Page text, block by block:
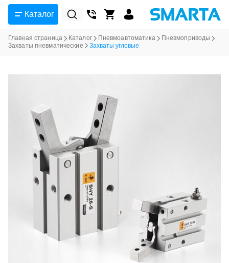
Каталог
Главная страница Каталог Пневмоавтоматика
Пневмоприводы
Захваты пневматические
Захваты угловые